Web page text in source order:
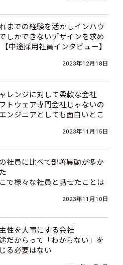
までの経験を活かしインハウ
しかできないデザインを求め
中途採用社員インタビュー】
2023年12月18日
レンジに対して柔軟な会社
トウェア専門会社じゃないの
ンジニアとしても面白いとこ
2023年11月15日
社員に比べて部署異動が多か
で様々な社員と話せたことは
中途採用社員インタビュー】
2023年11月10日
性を大事にする会社
だからって「わからない」を
る必要はない